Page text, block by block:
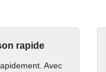
rapide
Avec